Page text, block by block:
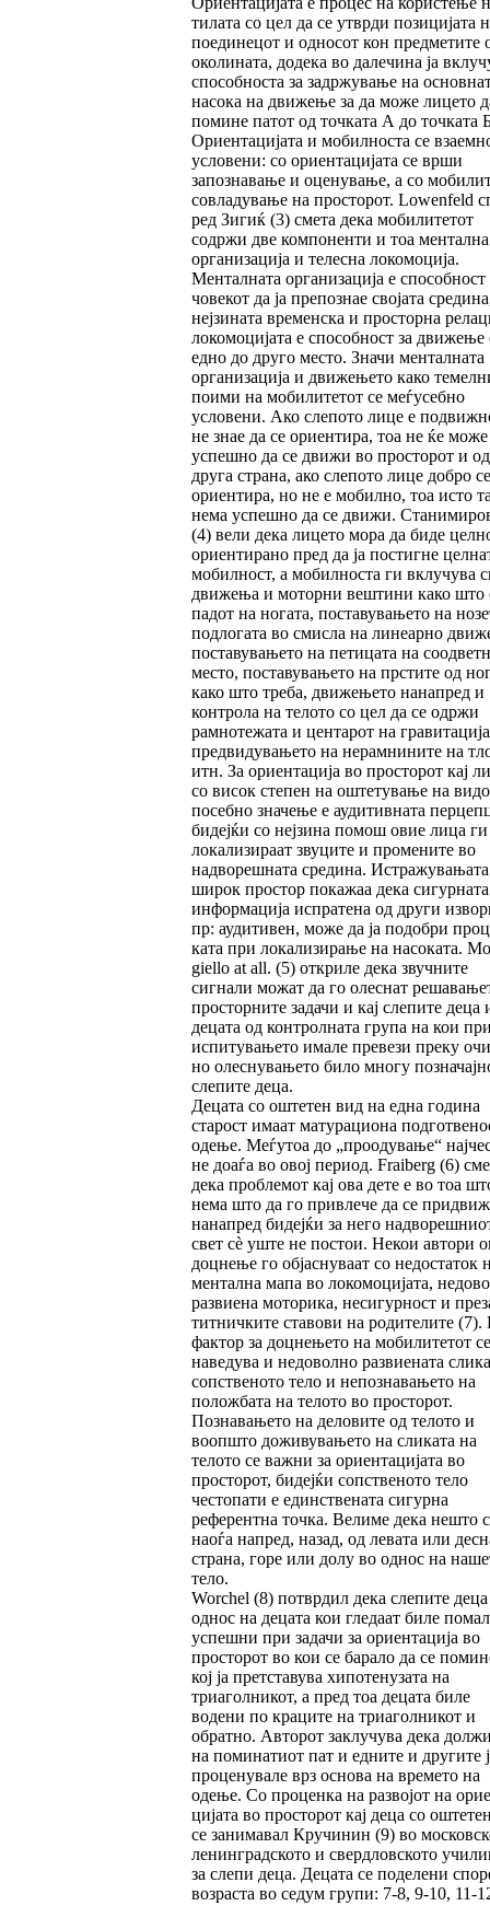
ти­ла­та со цел да се утврди позицијата
поедине­цот и односот кон предметите
околината, до­де­ка во далечина ја
способноста за задржување на
насока на движење за да може лицето
помине патот од точ­ка­та А до точката
Ориентацијата и мобил­нос­та се
условени: со ориентацијата се врши
запознавање и оценување, а со
сов­ла­дување на просторот. Lowenfeld
ред Зи­гиќ (3) смета дека мобилитетот
содржи две компоненти и тоа ментална
организација и телесна локомоција.
Менталната организација е способност
човекот да ја препознае својата
нејзината временска и просторна
локомоцијата е способност за движење
едно до друго место. Значи менталната
орга­ни­зација и движењето како
поими на мобилитетот се меѓусебно
условени. Ако сле­по­то лице е
не знае да се ориен­ти­ра, тоа не ќе може
успешно да се движи во просторот и од
друга страна, ако слепото лице добро се
ориентира, но не е мобилно, тоа исто
нема успешно да се движи.
(4) вели дека лицето мора да биде
ориен­тирано пред да ја постигне
мобилност, а мобилноста ги вклучува
движења и мо­торни вештини како што
падот на ногата, поставувањето на
подлогата во смис­ла на линеарно
поставувањето на пе­ти­цата на
место, поставувањето на прстите од
како што треба, движењето нанапред и
контрола на телото со цел да се одр­жи
рамнотежата и центарот на
предвидувањето на нерамнините на
итн. За ориентација во просторот кај
со ви­сок степен на оштетување на
посебно значење е аудитивната
бидејќи со нејзина помош овие лица ги
локализираат зву­ци­те и промените во
надворешната средина.
широк простор покажаа дека сигурната
информација испратена од други
пр: аудитивен, може да ја подобри
ката при локализирање на насоката.
gie­llo at all. (5) откриле дека звучните
сигнали можат да го олеснат
простор­ни­те задачи и кај слепите деца
децата од кон­тролната група на кои
испитувањето имале превези преку
но олеснувањето било многу
слепите деца.
Децата со оштетен вид на една година
старост имаат матурациона
одење. Ме­ѓу­тоа до „проодување“
не доаѓа во овој период. Fraiberg (6)
дека проблемот кај ова дете е во тоа
нема што да го при­вле­че да се
нанапред бидејќи за него
свет сè уште не постои. Некои автори
доцнење го објаснуваат со недос­та­ток
ментална мапа во локомоцијата,
развиена моторика, несигурност и
титничките ставови на родителите (7).
фактор за доцнењето на мобилитетот се
наведу­ва и недоволно развиената
сопствено­то тело и непознавањето на
положбата на те­лото во просторот.
Познавањето на деловите од телото и
воопшто доживувањето на сликата на
телото се важни за ориентацијата во
просторот, бидејќи сопственото тело
честопати е един­стве­ната сигурна
референтна точка. Велиме дека нешто
наоѓа напред, назад, од левата или
страна, горе или долу во однос на
тело.
Worchel (8) потврдил дека слепите
од­нос на децата кои гледаат биле
успеш­ни при задачи за ориентација во
просторот во кои се барало да се
кој ја претста­вува хипотенузата на
триаголникот, а пред тоа децата биле
водени по краците на триаголникот и
обратно. Авторот заклучува де­ка
на поминатиот пат и едните и другите
проценувале врз основа на времето на
одење. Со проценка на развојот на
ци­јата во прос­торот кај деца со
се занимавал Кручинин (9) во
ленин­град­ското и свердловското
за слепи деца. Децата се поделени
возраста во седум групи: 7-8, 9-10, 11-